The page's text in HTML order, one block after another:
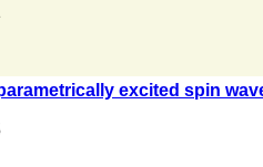
excited spin